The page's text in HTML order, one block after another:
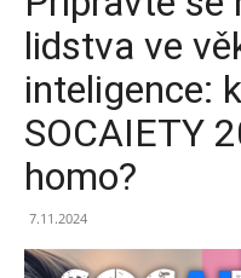
lidstva ve
inteligence:
SOCAIETY
homo?
7.11.2024